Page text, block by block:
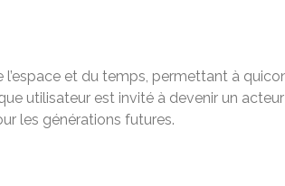
et du temps, permettant à
utilisateur est invité à devenir un
les générations futures.